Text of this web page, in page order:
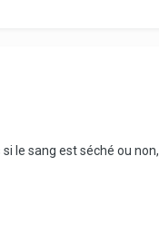
le sang est séché ou non,